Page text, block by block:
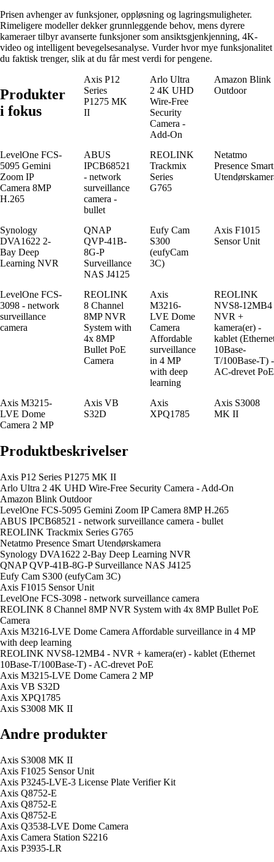
Prisen avhenger av funksjoner, oppløsning og lagringsmuligheter.
Rimeligere modeller dekker grunnleggende behov, mens dyrere
kameraer tilbyr avanserte funksjoner som ansiktsgjenkjenning, 4K-
video og intelligent bevegelsesanalyse. Vurder hvor mye funksjonalitet
du faktisk trenger, slik at du får mest verdi for pengene.
Produkter
i fokus
Axis P12
Series
P1275 MK
II
Arlo Ultra
2 4K UHD
Wire-Free
Security
Camera -
Add-On
Amazon Blink
Outdoor
LevelOne FCS-
5095 Gemini
Zoom IP
Camera 8MP
H.265
ABUS
IPCB68521
- network
surveillance
camera -
bullet
REOLINK
Trackmix
Series
G765
Netatmo
Presence Smart
Synology
DVA1622 2-
Bay Deep
Learning NVR
QNAP
QVP-41B-
8G-P
Surveillance
NAS J4125
Eufy Cam
S300
(eufyCam
3C)
Axis F1015
Sensor Unit
LevelOne FCS-
3098 - network
surveillance
camera
REOLINK
8 Channel
8MP NVR
System with
4x 8MP
Bullet PoE
Camera
Axis
M3216-
LVE Dome
Camera
Affordable
surveillance
in 4 MP
with deep
learning
REOLINK
NVS8-12MB4
NVR +
kamera(er) -
kablet
10Base-
T/100Base-T) -
AC-drevet PoE
Axis M3215-
LVE Dome
Camera 2 MP
Axis VB
S32D
Axis
XPQ1785
Axis S3008
MK II
Produktbeskrivelser
Axis P12 Series P1275 MK II
Arlo Ultra 2 4K UHD Wire-Free Security Camera - Add-On
Amazon Blink Outdoor
LevelOne FCS-5095 Gemini Zoom IP Camera 8MP H.265
ABUS IPCB68521 - network surveillance camera - bullet
REOLINK Trackmix Series G765
Netatmo Presence Smart Utendørskamera
Synology DVA1622 2-Bay Deep Learning NVR
QNAP QVP-41B-8G-P Surveillance NAS J4125
Eufy Cam S300 (eufyCam 3C)
Axis F1015 Sensor Unit
LevelOne FCS-3098 - network surveillance camera
REOLINK 8 Channel 8MP NVR System with 4x 8MP Bullet PoE
Camera
Axis M3216-LVE Dome Camera Affordable surveillance in 4 MP
with deep learning
REOLINK NVS8-12MB4 - NVR + kamera(er) - kablet (Ethernet
10Base-T/100Base-T) - AC-drevet PoE
Axis M3215-LVE Dome Camera 2 MP
Axis VB S32D
Axis XPQ1785
Axis S3008 MK II
Andre produkter
Axis S3008 MK II
Axis F1025 Sensor Unit
Axis P3245-LVE-3 License Plate Verifier Kit
Axis Q8752-E
Axis Q8752-E
Axis Q8752-E
Axis Q3538-LVE Dome Camera
Axis Camera Station S2216
Axis P3935-LR